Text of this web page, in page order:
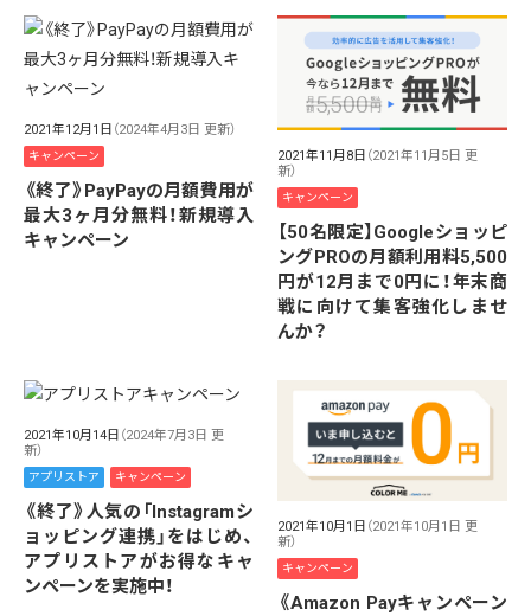
2021年12月1日 （2024年4月3日 更新）
キャンペーン
《終了》PayPayの月額費用が
最大3ヶ月分無料！新規導入
キャンペーン
2021年11月8日 （2021年11月5日 更
新）
キャンペーン
【50名限定】Googleショッピ
ングPROの月額利用料5,500
円が12月まで0円に！年末商
戦に向けて集客強化しませ
んか？
2021年10月14日 （2024年7月3日 更
新）
アプリストア キャンペーン
《終了》人気の「Instagramシ
ョッピング連携」をはじめ、
アプリストアがお得なキャ
ンペーンを実施中！
2021年10月1日 （2021年10月1日 更
新）
キャンペーン
《Amazon Payキャンペーン